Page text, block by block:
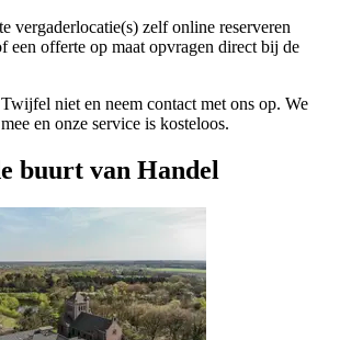
vergaderlocatie(s) zelf online reserveren
een offerte op maat opvragen direct bij de
niet en neem contact met ons op. We
en onze service is kosteloos.
buurt van Handel